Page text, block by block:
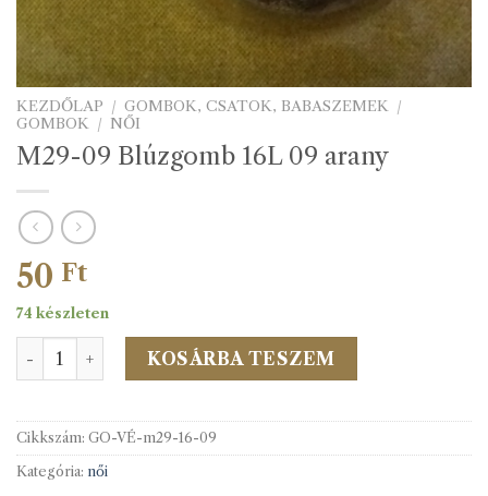
KEZDŐLAP / GOMBOK, CSATOK, BABASZEMEK /
GOMBOK / NŐI
M29-09 Blúzgomb 16L 09 arany
50 Ft
74 készleten
M29-09 Blúzgomb 16L 09 arany mennyiség
KOSÁRBA TESZEM
Cikkszám: GO-VÉ-m29-16-09
Kategória: női